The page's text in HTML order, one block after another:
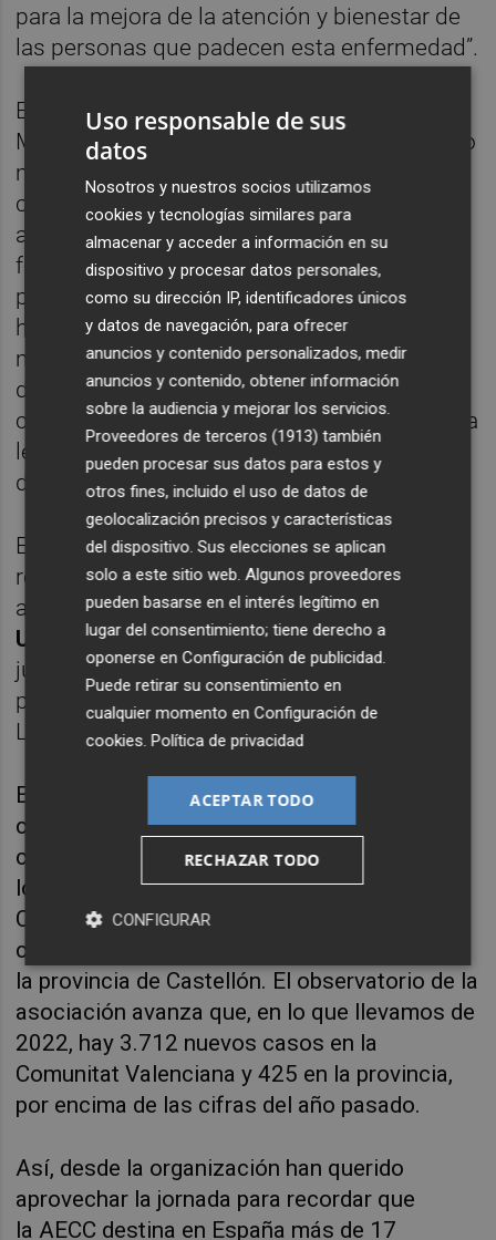
para la mejora de la atención y bienestar de
las personas que padecen esta enfermedad”.
El acto simbólico celebrado en la playa
Mayor ha servido para recordar al casi medio
millar de mujeres que son diagnosticadas
cada año en la provincia. La jornada ha
arrancado con talleres de maquillaje y
fotografía, y con una demostración de yoga
para pacientes y familiares. A las 12.00
horas ha tenido lugar la lectura del
manifiesto en la que han participado
diversas representantes institucionales, así
como personas vinculadas a la AECC. Tras la
lectura, ha tenido lugar una suelta simbólica
de globos de color rosa.
En el acto han participado también
representantes de la junta provincial de la
asociación como han sido el director,
Ulldemolins, y la gerente,Salomé Esteller
junto a personas voluntarias. También ha
participado un grupo de alumnos del Ágora
Lledó International School.
El manifiesto ha recordado que el rosa
convirtió en símbolo del compromiso y la
concienciación del cáncer de mama.
los datos aportados por la AECC,en la
Comunitat Valenciana hubo 3.654 nuevos
casos de cáncer de mama y, de ellas, 419, en
la provincia de Castellón. El observatorio de la
asociación avanza que, en lo que llevamos de
2022, hay 3.712 nuevos casos en la
Comunitat Valenciana y 425 en la provincia,
por encima de las cifras del año pasado.
Así, desde la organización han querido
aprovechar la jornada para recordar que
laAECC destina en España más de 17
Uso responsable de sus
datos
Nosotros y nuestros socios utilizamos
cookies y tecnologías similares para
almacenar y acceder a información en su
dispositivo y procesar datos personales,
como su dirección IP, identificadores únicos
y datos de navegación, para ofrecer
anuncios y contenido personalizados, medir
anuncios y contenido, obtener información
sobre la audiencia y mejorar los servicios.
Proveedores de terceros (1913) también
pueden procesar sus datos para estos y
otros fines, incluido el uso de datos de
geolocalización precisos y características
del dispositivo. Sus elecciones se aplican
solo a este sitio web. Algunos proveedores
pueden basarse en el interés legítimo en
lugar del consentimiento; tiene derecho a
oponerse enConfiguración de publicidad
Puede retirar su consentimiento en
cualquier momento enConfiguración de
cookies .Política de privacidad
ACEPTAR TODO
RECHAZAR TODO
CONFIGURAR